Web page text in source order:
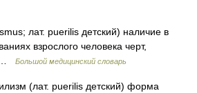
лат. puerilis детский) наличие в
взрослого человека черт,
…
Большой медицинский словарь
(лат. puerilis детский) форма